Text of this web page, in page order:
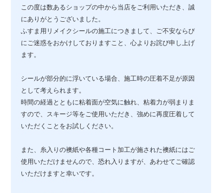
この度は数あるショップの中から当店をご利用いただき、誠
にありがとうございました。
ふすま用リメイクシールの施工につきまして、ご不安ならび
にご迷惑をおかけしておりますこと、心よりお詫び申し上げ
ます。
シールが部分的に浮いている場合、施工時の圧着不足が原因
として考えられます。
時間の経過とともに粘着面が空気に触れ、粘着力が弱まりま
すので、スキージ等をご使用いただき、強めに再度圧着して
いただくことをお試しください。
また、糸入りの襖紙や各種コート加工が施された襖紙にはご
使用いただけませんので、恐れ入りますが、あわせてご確認
いただけますと幸いです。